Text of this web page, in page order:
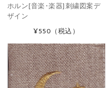
ホルン[音楽･楽器]刺繍図案デ
ザイン
¥550 （税込）